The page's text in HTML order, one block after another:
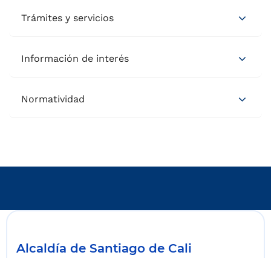
Trámites y servicios
Información de interés
Normatividad
Alcaldía de Santiago de Cali